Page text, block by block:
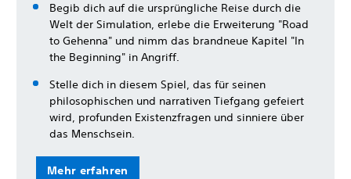
Begib dich auf die ursprüngliche Reise durch die
Welt der Simulation, erlebe die Erweiterung "Road
to Gehenna" und nimm das brandneue Kapitel "In
the Beginning" in Angriff.
Stelle dich in diesem Spiel, das für seinen
philosophischen und narrativen Tiefgang gefeiert
wird, profunden Existenzfragen und sinniere über
das Menschsein.
Mehr erfahren